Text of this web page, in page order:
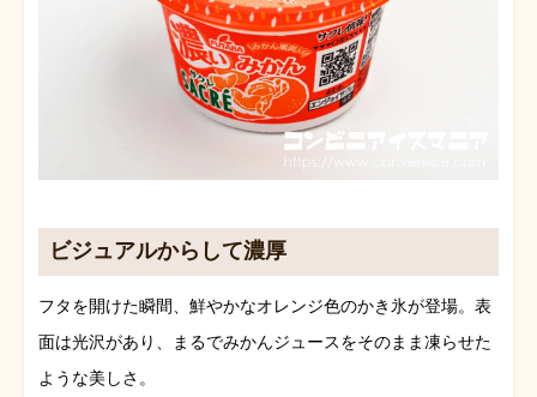
ビジュアルからして濃厚
フタを開けた瞬間、鮮やかなオレンジ色のかき氷が登場。表
面は光沢があり、まるでみかんジュースをそのまま凍らせた
ような美しさ。